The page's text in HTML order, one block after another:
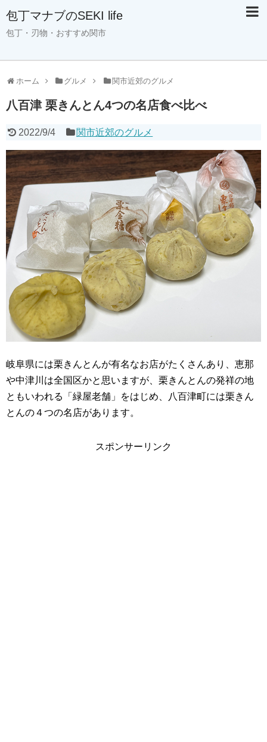
包丁マナブのSEKI life
包丁・刃物・おすすめ関市
ホーム グルメ 関市近郊のグルメ
八百津 栗きんとん4つの名店食べ比べ
2022/9/4 関市近郊のグルメ
岐阜県には栗きんとんが有名なお店がたくさんあり、恵那
や中津川は全国区かと思いますが、栗きんとんの発祥の地
ともいわれる「緑屋老舗」をはじめ、八百津町には栗きん
とんの４つの名店があります。
スポンサーリンク